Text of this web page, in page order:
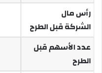
رأس مال
الشركة قبل الطرح
عدد الأسهم قبل
الطرح